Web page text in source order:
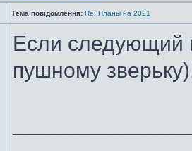
Тема повідомлення: Re: Планы на 2021
Если следующий
пушному